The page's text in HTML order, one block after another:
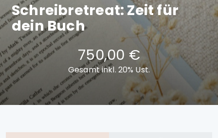
Schreibretreat: Zeit für
dein Buch
750,00 €
Gesamt inkl. 20% Ust.